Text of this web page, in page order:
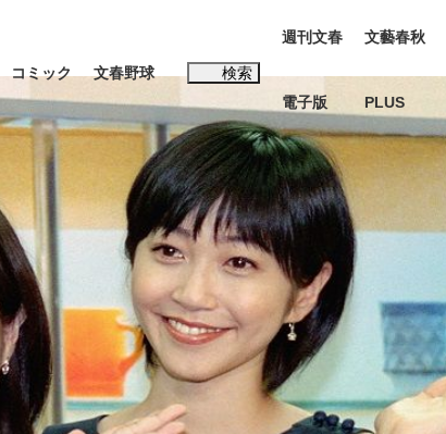
ュー 読書
代表“敗戦”の真実 選手が明かす...
コミック 文春野球 検索
聖子
週刊文春
電子版
文藝春秋
PLUS